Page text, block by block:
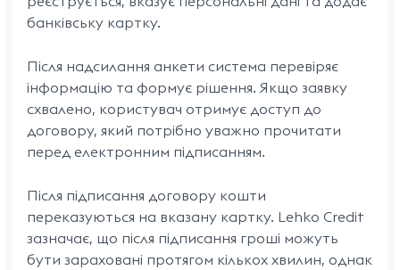
банківську картку.
Після надсилання анкети система перевіряє
інформацію та формує рішення. Якщо заявку
схвалено, користувач отримує доступ до
договору, який потрібно уважно прочитати
перед електронним підписанням.
Після підписання договору кошти
переказуються на вказану картку. Lehko Credit
зазначає, що після підписання гроші можуть
бути зараховані протягом кількох хвилин, однак